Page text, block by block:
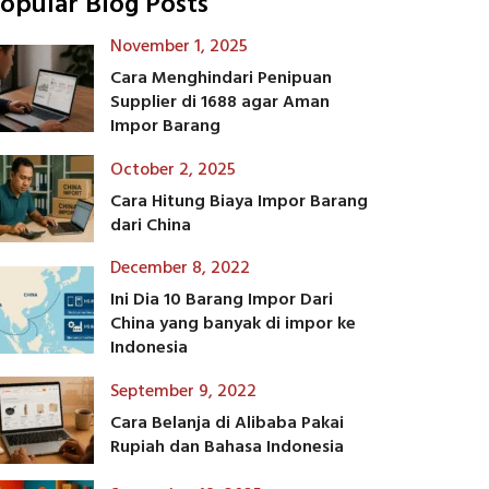
November 1, 2025
Cara Menghindari Penipuan
Supplier di 1688 agar Aman
Impor Barang
October 2, 2025
Cara Hitung Biaya Impor Barang
dari China
December 8, 2022
Ini Dia 10 Barang Impor Dari
China yang banyak di impor ke
Indonesia
September 9, 2022
Cara Belanja di Alibaba Pakai
Rupiah dan Bahasa Indonesia